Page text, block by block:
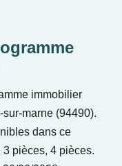
immobilier
marne (94490).
dans ce
pièces, 4 pièces.